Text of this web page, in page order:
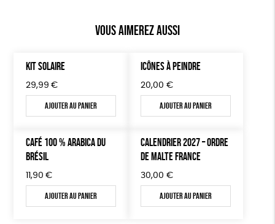
Vous aimerez aussi
KIT SOLAIRE
29,99 €
Ajouter au panier
ICÔNES À PEINDRE
20,00 €
Ajouter au panier
CAFÉ 100 % ARABICA DU
BRÉSIL
11,90 €
Ajouter au panier
CALENDRIER 2027 – ORDRE
DE MALTE FRANCE
30,00 €
Ajouter au panier